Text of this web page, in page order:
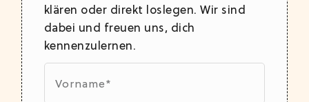
klären oder direkt loslegen. Wir sind
dabei und freuen uns, dich
kennenzulernen.